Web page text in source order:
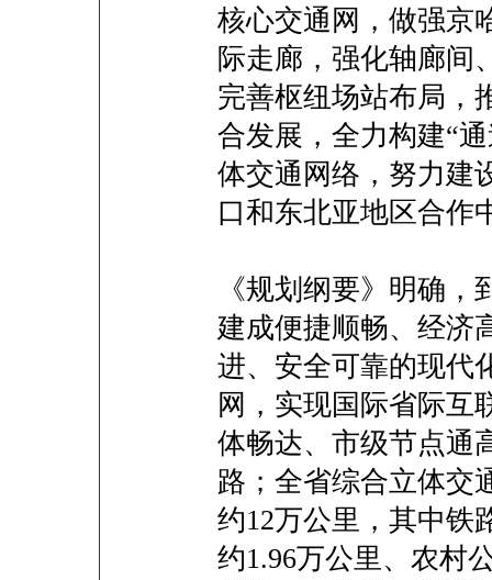
核心交通网，做强京
际走廊，强化轴廊间
完善枢纽场站布局，
合发展，全力构建“
体交通网络，努力建
口和东北亚地区合作
《规划纲要》明确，
建成便捷顺畅、经济
进、安全可靠的现代
网，实现国际省际互
体畅达、市级节点通
路；全省综合立体交
约12万公里，其中铁
约1.96万公里、农村